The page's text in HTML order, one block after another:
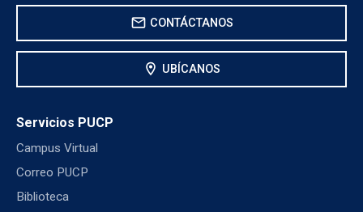
mail CONTÁCTANOS
location_on UBÍCANOS
Servicios PUCP
Campus Virtual
Correo PUCP
Biblioteca